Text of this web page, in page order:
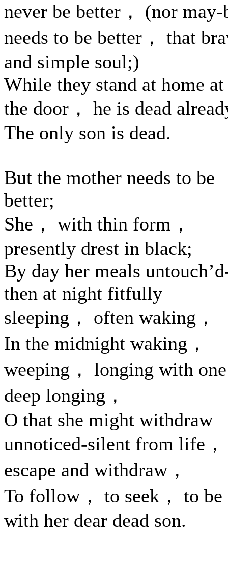
never be better， (nor may-
needs to be better， that
and simple soul;)
While they stand at home at
the door， he is dead
The only son is dead.
But the mother needs to be
better;
She， with thin form，
presently drest in black;
By day her meals
then at night fitfully
sleeping， often waking，
In the midnight waking，
weeping， longing with one
deep longing，
O that she might withdraw
unnoticed-silent from life，
escape and withdraw，
To follow， to seek， to be
with her dear dead son.